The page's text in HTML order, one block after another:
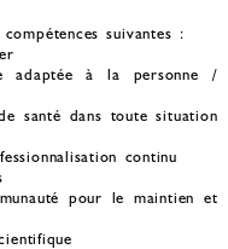
suivantes :
adaptée à la personne /
santé dans toute situation
continu
pour le maintien et